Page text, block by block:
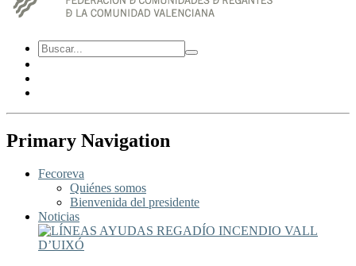
Primary Navigation
Fecoreva
Quiénes somos
Bienvenida del presidente
Noticias